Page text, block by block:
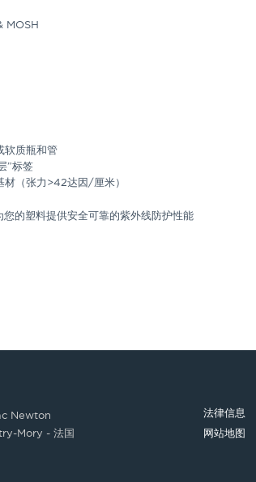
MOSH
软质瓶和管
”标签
材（张力>42达因/厘米）
您的塑料提供安全可靠的紫外线防护性能
Newton
Mory - 法国
法律信息
网站地图